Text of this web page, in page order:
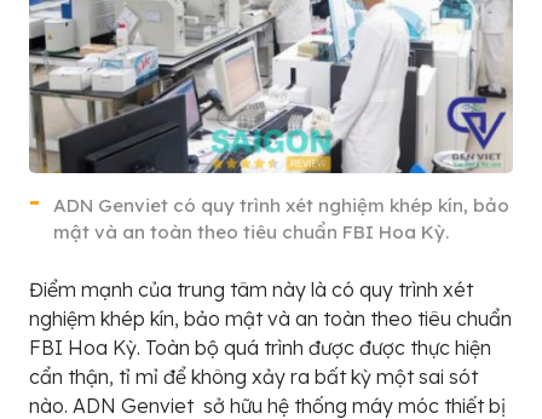
ADN Genviet có quy trình xét nghiệm khép kín, bảo
mật và an toàn theo tiêu chuẩn FBI Hoa Kỳ.
Điểm mạnh của trung tâm này là có quy trình xét
nghiệm khép kín, bảo mật và an toàn theo tiêu chuẩn
FBI Hoa Kỳ. Toàn bộ quá trình được được thực hiện
cẩn thận, tỉ mỉ để không xảy ra bất kỳ một sai sót
nào. ADN Genviet sở hữu hệ thống máy móc thiết bị